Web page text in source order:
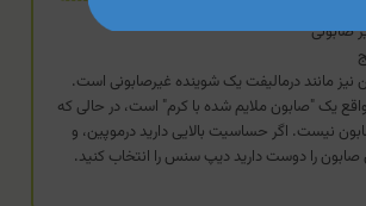
صابونی
نیز مانند درمالیفت یک شوینده غیرصابونی است.
یک "صابون ملایم شده با کرم" است، در حالی که
نیست. اگر حساسیت بالایی دارید درموپین، و
را دوست دارید دیپ سنس را انتخاب کنید.